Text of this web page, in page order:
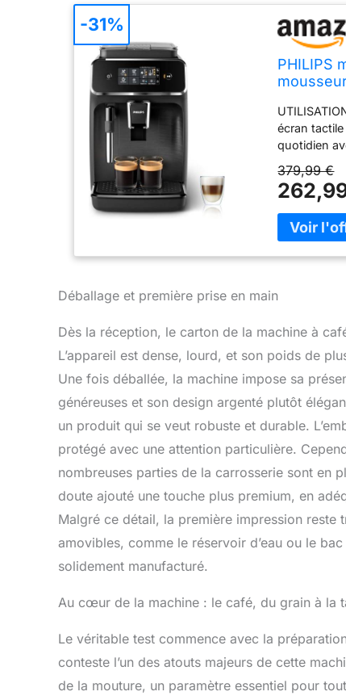
PHILIPS
écran
quotidien
veloutée –
taille de la
selon vos
sont
Réduit la
379,99 €
-31%
Déballage et première prise en main
Dès la réception, le carton de la machine à
L’appareil est dense, lourd, et son poids de
Une fois déballée, la machine impose sa
généreuses et son design argenté plutôt
un produit qui se veut robuste et durable.
protégé avec une attention particulière.
nombreuses parties de la carrosserie sont en
doute ajouté une touche plus premium, en
Malgré ce détail, la première impression reste
amovibles, comme le réservoir d’eau ou le
solidement manufacturé.
Au cœur de la machine : le café, du grain à la
Le véritable test commence avec la
conteste l’un des atouts majeurs de cette
de la mouture, un paramètre essentiel pour